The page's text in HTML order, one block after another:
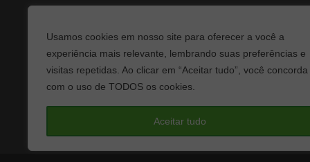
Usamos cookies em nosso site para oferecer a você a
experiência mais relevante, lembrando suas preferências e
visitas repetidas. Ao clicar em “Aceitar tudo”, você concorda
com o uso de TODOS os cookies.
Aceitar tudo